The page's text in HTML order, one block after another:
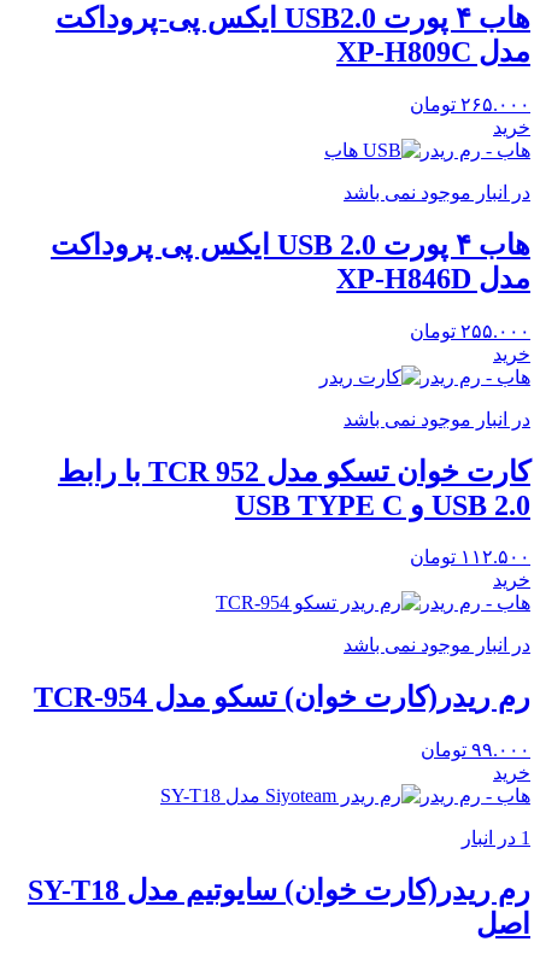
هاب ۴ پورت USB2.0 ایکس پی-پروداکت
مدل XP-H809C
۲۶۵.۰۰۰ تومان
خرید
هاب - رم ریدر
در انبار موجود نمی باشد
هاب ۴ پورت USB 2.0 ایکس پی پروداکت
مدل XP-H846D
۲۵۵.۰۰۰ تومان
خرید
هاب - رم ریدر
در انبار موجود نمی باشد
کارت خوان تسکو مدل TCR 952 با رابط
USB 2.0 و USB TYPE C
۱۱۲.۵۰۰ تومان
خرید
هاب - رم ریدر
در انبار موجود نمی باشد
رم ریدر(کارت خوان) تسکو مدل TCR-954
۹۹.۰۰۰ تومان
خرید
هاب - رم ریدر
1 در انبار
رم ریدر(کارت خوان) سایوتیم مدل SY-T18
اصل